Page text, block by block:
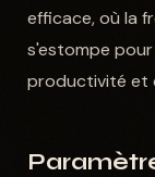
efficace, où la
s'estompe
productivité et